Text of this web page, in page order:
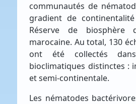
communautés de
gradient de
Réserve de biosphère
marocaine. Au total, 130
ont été collectés
bioclimatiques distinctes :
et semi-continentale.
Les nématodes